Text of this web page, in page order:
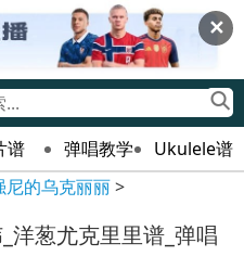
✕
谱 弹唱教学
Ukulele谱
尼的乌克丽丽>
洋葱尤克里里谱_弹唱